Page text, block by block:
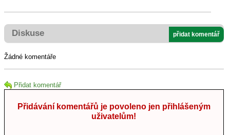
Diskuse přidat komentář
Žádné komentáře
Přidat komentář
Přidávání komentářů je povoleno jen přihlášeným
uživatelům!